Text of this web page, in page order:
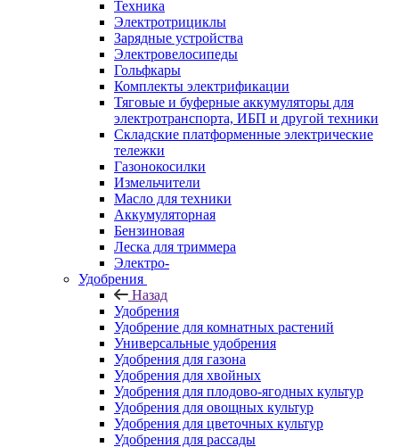
Техника
Электротрициклы
Зарядные устройства
Электровелосипеды
Гольфкары
Комплекты электрификации
Тяговые и буферные аккумуляторы для
электротранспорта, ИБП и другой техники
Складские платформенные электрические
тележки
Газонокосилки
Измельчители
Масло для техники
Аккумуляторная
Бензиновая
Леска для триммера
Электро-
Удобрения
Назад
Удобрения
Удобрение для комнатных растений
Универсальные удобрения
Удобрения для газона
Удобрения для хвойных
Удобрения для плодово-ягодных культур
Удобрения для овощных культур
Удобрения для цветочных культур
Удобрения для рассады